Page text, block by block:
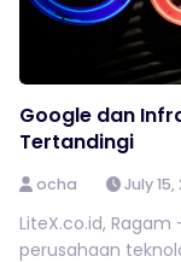
Google dan
Tertandingi
ocha July 15,
LiteX.co.id,
perusahaan